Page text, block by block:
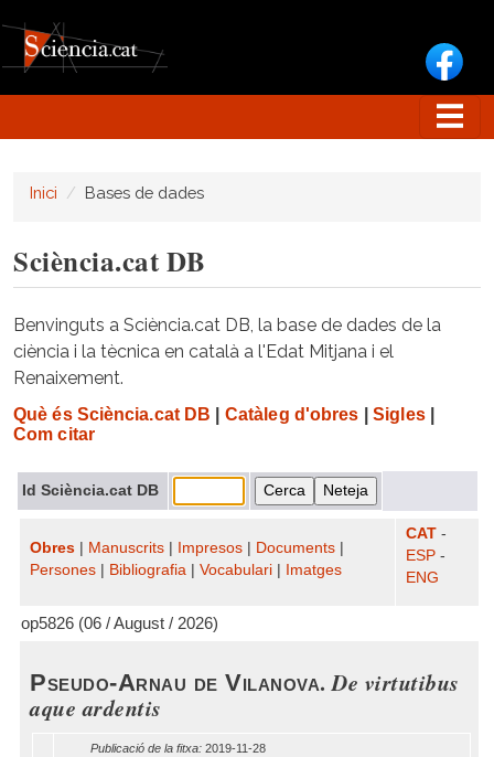
Inici Bases de dades
Sciència.cat DB
Benvinguts a Sciència.cat DB, la base de dades de la
ciència i la tècnica en català a l'Edat Mitjana i el
Renaixement.
Què és Sciència.cat DB Catàleg d'obres Sigles|
Com citar
Id Sciència.cat DB
Obres Manuscrits Impresos Documents
Persones
Bibliografia Vocabulari Imatges
CAT -
ESP -
ENG
op5826 (06 / August / 2026)
Pseudo-Arnau de Vilanova.De virtutibus
aque ardentis
Publicació de la fitxa: 2019-11-28